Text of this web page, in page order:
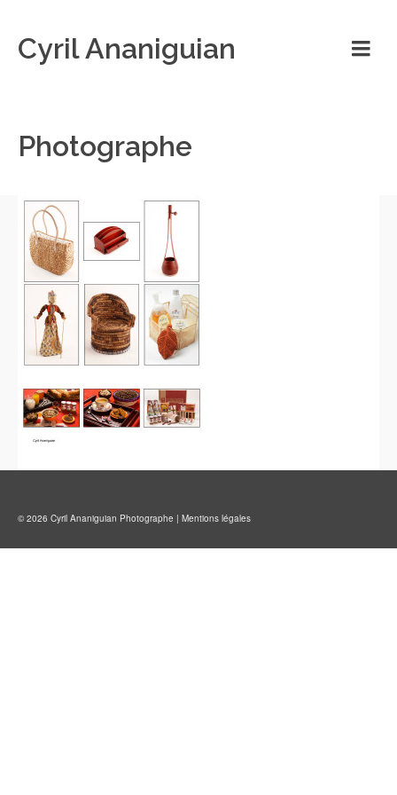
Cyril Ananiguian
Photographe
© 2026 Cyril Ananiguian Photographe | Mentions légales